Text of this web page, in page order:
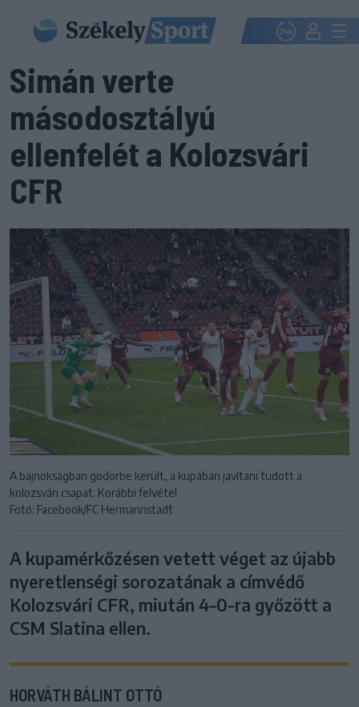
Simán verte
másodosztályú
ellenfelét a Kolozsvári
CFR
A bajnokságban gödörbe került, a kupában javítani tudott a
kolozsvári csapat. Korábbi felvétel
Fotó: Facebook/FC Hermannstadt
A kupamérkőzésen vetett véget az újabb
nyeretlenségi sorozatának a címvédő
Kolozsvári CFR, miután 4–0-ra győzött a
CSM Slatina ellen.
HORVÁTH BÁLINT OTTÓ